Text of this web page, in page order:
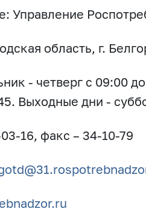
Управление
область, г.
- четверг с 09:00
Выходные дни -
16, факс – 34-10-79